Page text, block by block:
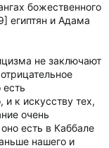
божественного
египтян и Адама
не заключают
есть
к искусству тех,
очень
есть в Каббале
нашего и